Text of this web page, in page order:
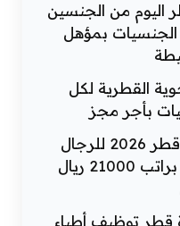
من الجنسين
لجميع الجنسيات بمؤهل
القطرية لكل
بأجر مجز
وظائف وزارة البلدية قطر 2026 للرجال
والنساء بمؤهلات متنوعة براتب 21000 ريال
توظيف أطباء